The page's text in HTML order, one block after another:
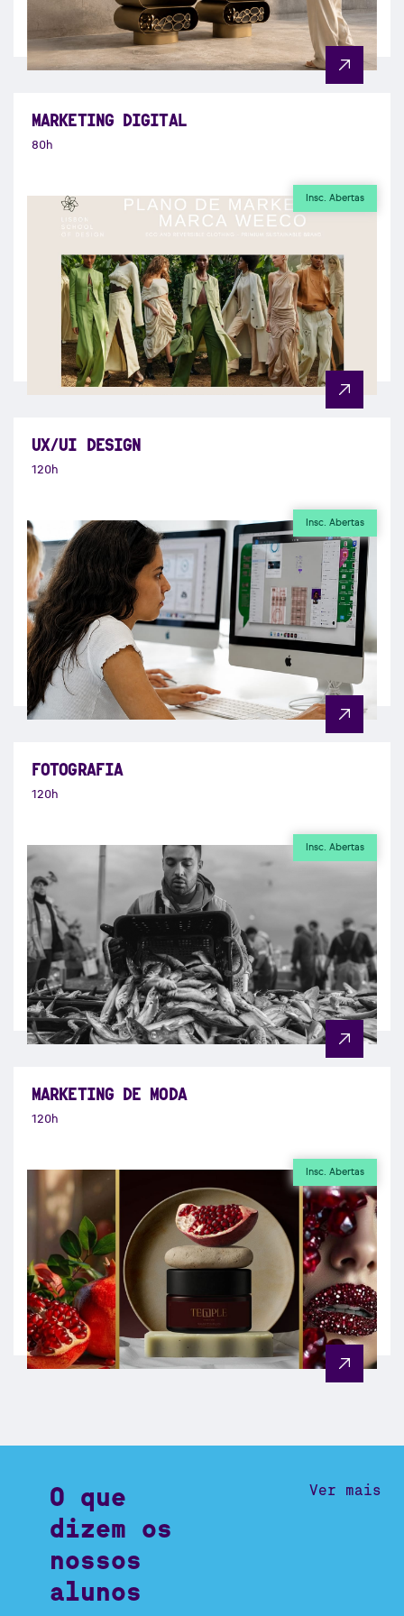
MARKETING DIGITAL
80h
Insc. Abertas
UX/UI DESIGN
120h
Insc. Abertas
FOTOGRAFIA
120h
Insc. Abertas
MARKETING DE MODA
120h
Insc. Abertas
O que
dizem os
nossos
alunos
Ver mais